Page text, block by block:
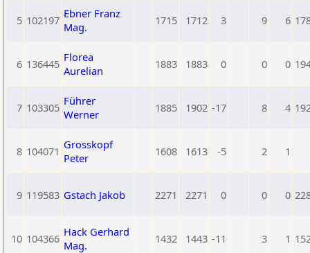
5 102197 Ebner Franz
Mag.
1715 1712 3 9 6
6 136445 Florea
Aurelian
1883 1883 0 0 0
7 103305 Führer
Werner
1885 1902 -17 8 4
8 104071 Grosskopf
Peter
1608 1613 -5 2 1
9 119583 Gstach Jakob 2271 2271 0 0 0
10 104366 Hack Gerhard
Mag.
1432 1443 -11 3 1